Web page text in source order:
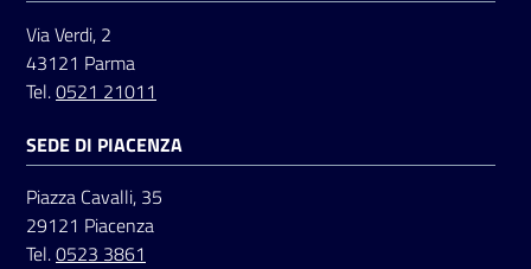
Seguici
su
Via Verdi, 2
43121 Parma
Tel.0521 21011
SEDE DI PIACENZA
Piazza Cavalli, 35
29121 Piacenza
Tel.0523 3861